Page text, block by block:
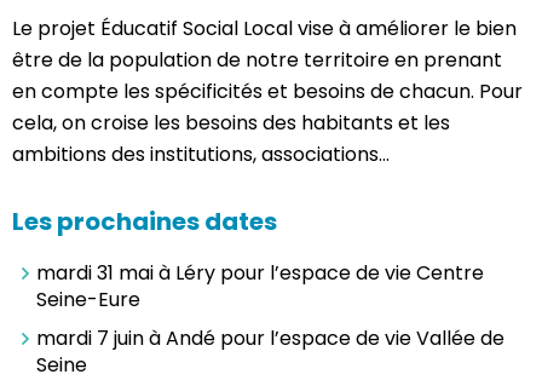
Le projet Éducatif Social Local vise à améliorer le bien
être de la population de notre territoire en prenant
en compte les spécificités et besoins de chacun. Pour
cela, on croise les besoins des habitants et les
ambitions des institutions, associations…
Les prochaines dates
mardi 31 mai à Léry pour l’espace de vie Centre
Seine-Eure
mardi 7 juin à Andé pour l’espace de vie Vallée de
Seine